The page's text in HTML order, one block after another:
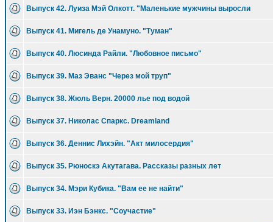
Выпуск 42. Луиза Мэй Олкотт. "Маленькие мужчины выросли
Выпуск 41. Мигель де Унамуно. "Туман"
Выпуск 40. Люсинда Райли. "Любовное письмо"
Выпуск 39. Маз Эванс "Через мой труп"
Выпуск 38. Жюль Верн. 20000 лье под водой
Выпуск 37. Николас Спаркс. Dreamland
Выпуск 36. Деннис Лихэйн. "Акт милосердия"
Выпуск 35. Рюноскэ Акутагава. Рассказы разных лет
Выпуск 34. Мэри Кубика. "Вам ее не найти"
Выпуск 33. Иэн Бэнкс. "Соучастие"